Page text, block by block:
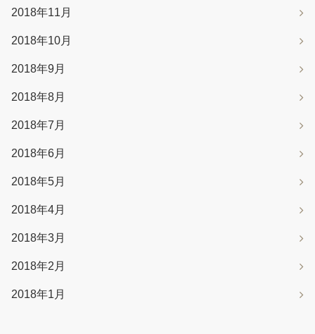
2018年11月
2018年10月
2018年9月
2018年8月
2018年7月
2018年6月
2018年5月
2018年4月
2018年3月
2018年2月
2018年1月